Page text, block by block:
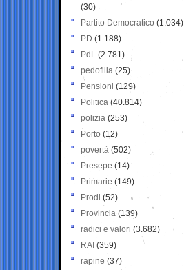
(30)
Partito Democratico (1.034)
PD (1.188)
PdL (2.781)
pedofilia (25)
Pensioni (129)
Politica (40.814)
polizia (253)
Porto (12)
povertà (502)
Presepe (14)
Primarie (149)
Prodi (52)
Provincia (139)
radici e valori (3.682)
RAI (359)
rapine (37)